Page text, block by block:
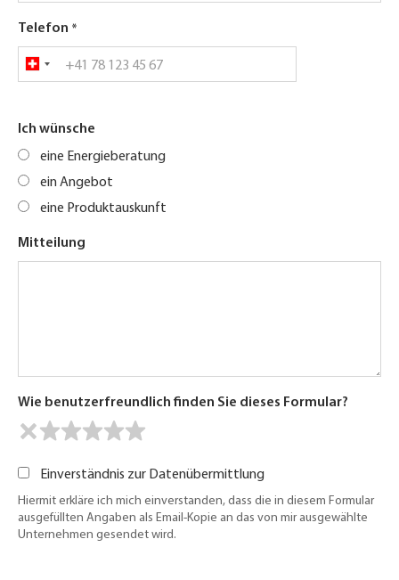
Telefon
Ich wünsche
eine Energieberatung
ein Angebot
eine Produktauskunft
Mitteilung
Wie benutzerfreundlich finden Sie dieses Formular?
Einverständnis zur Datenübermittlung
Hiermit erkläre ich mich einverstanden, dass die in diesem Formular
ausgefüllten Angaben als Email-Kopie an das von mir ausgewählte
Unternehmen gesendet wird.